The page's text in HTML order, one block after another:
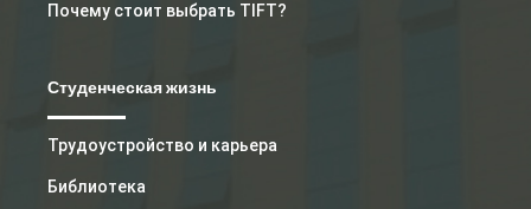
Почему стоит выбрать TIFT?
Студенческая жизнь
Трудоустройство и карьера
Библиотека